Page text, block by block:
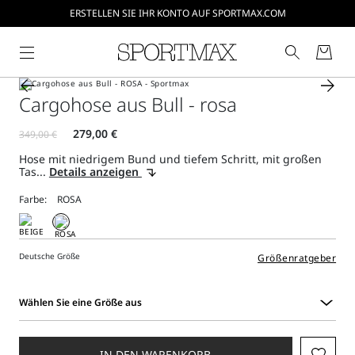
ERSTELLEN SIE IHR KONTO AUF SPORTMAX.COM
Cargohose aus Bull - rosa
Hose mit niedrigem Bund und tiefem Schritt, mit großen
Tas... Details anzeigen
Farbe:
Deutsche Größe Größenratgeber
Wählen Sie eine Größe aus
Sie